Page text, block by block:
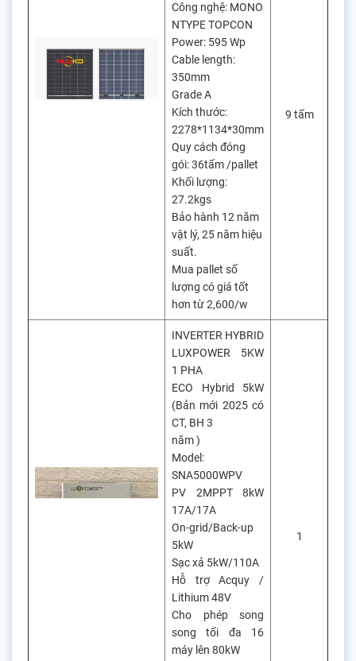
Công nghệ: MONO
NTYPE TOPCON
Power: 595 Wp
Cable length:
350mm
Grade A
Kích thước:
2278*1134*30mm
Quy cách đóng
gói: 36tấm /pallet
Khối lượng:
27.2kgs
Bảo hành 12 năm
vật lý, 25 năm hiệu
suất.
Mua pallet số
lượng có giá tốt
hơn từ 2,600/w
9 tấm
INVERTER HYBRID
LUXPOWER 5KW
1 PHA
ECO Hybrid 5kW
(Bản mới 2025 có
CT, BH 3
năm )
Model:
SNA5000WPV
PV 2MPPT 8kW
17A/17A
On-grid/Back-up
5kW
Sạc xả 5kW/110A
Hỗ trợ Acquy /
Lithium 48V
Cho phép song
song tối đa 16
máy lên 80kW
1